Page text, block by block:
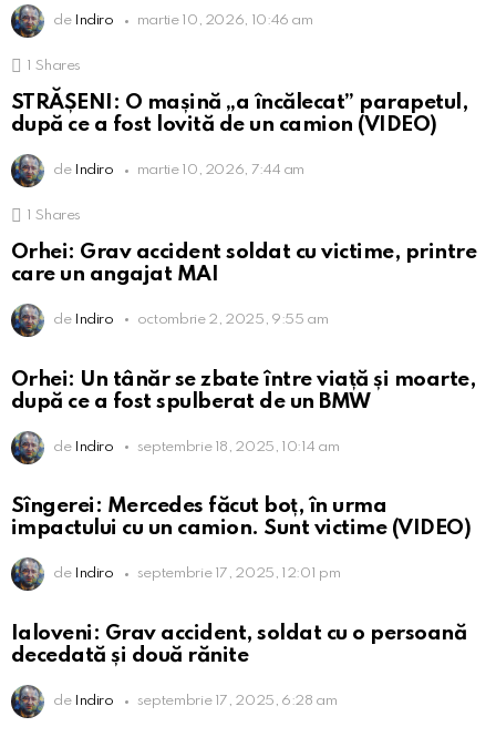
de Indiro martie 10, 2026, 10:46 am
Shares
STRĂȘENI: O mașină „a încălecat” parapetul,
după ce a fost lovită de un camion (VIDEO)
de Indiro martie 10, 2026, 7:44 am
Shares
Orhei: Grav accident soldat cu victime, printre
care un angajat MAI
de Indiro octombrie 2, 2025, 9:55 am
Orhei: Un tânăr se zbate între viață și moarte,
după ce a fost spulberat de un BMW
de Indiro septembrie 18, 2025, 10:14 am
Sîngerei: Mercedes făcut boț, în urma
impactului cu un camion. Sunt victime (VIDEO)
de Indiro septembrie 17, 2025, 12:01 pm
Ialoveni: Grav accident, soldat cu o persoană
decedată și două rănite
de Indiro septembrie 17, 2025, 6:28 am